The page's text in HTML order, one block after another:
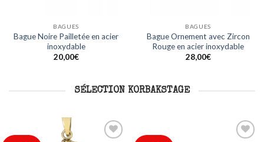
BAGUES
Bague Noire Pailletée en acier
inoxydable
20,00€
BAGUES
Bague Ornement avec Zircon
Rouge en acier inoxydable
28,00€
SÉLECTION KORBAKSTAGE